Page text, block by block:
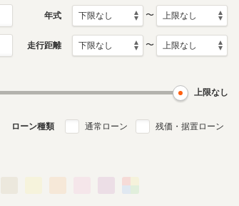
年式 〜
走行距離 〜
上限なし
ローン種類 通常ローン 残価・据置ローン